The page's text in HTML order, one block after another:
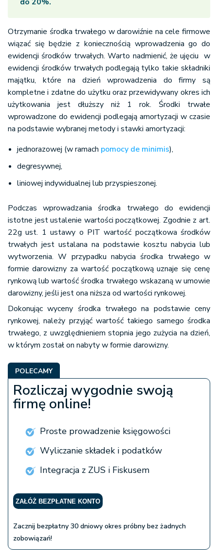
Otrzymanie środka trwałego w darowiźnie na cele firmowe
wiązać się będzie z koniecznością wprowadzenia go do
ewidencji środków trwałych. Warto nadmienić, że ujęciu w
ewidencji środków trwałych podlegają tylko takie składniki
majątku, które na dzień wprowadzenia do firmy są
kompletne i zdatne do użytku oraz przewidywany okres ich
użytkowania jest dłuższy niż 1 rok. Środki trwałe
wprowadzone do ewidencji podlegają amortyzacji w czasie
na podstawie wybranej metody i stawki amortyzacji:
jednorazowej (w ramach pomocy de minimis),
degresywnej,
liniowej indywidualnej lub przyspieszonej.
Podczas wprowadzania środka trwałego do ewidencji
istotne jest ustalenie wartości początkowej. Zgodnie z art.
22g ust. 1 ustawy o PIT wartość początkowa środków
trwałych jest ustalana na podstawie kosztu nabycia lub
wytworzenia. W przypadku nabycia środka trwałego w
formie darowizny za wartość początkową uznaje się cenę
rynkową lub wartość środka trwałego wskazaną w umowie
darowizny, jeśli jest ona niższa od wartości rynkowej.
Dokonując wyceny środka trwałego na podstawie ceny
rynkowej, należy przyjąć wartość takiego samego środka
trwałego, z uwzględnieniem stopnia jego zużycia na dzień,
w którym został on nabyty w formie darowizny.
POLECAMY
Rozliczaj wygodnie swoją
firmę online!
Proste prowadzenie księgowości
Wyliczanie składek i podatków
Integracja z ZUS i Fiskusem
ZAŁÓŻ BEZPŁATNE KONTO
Zacznij bezpłatny 30 dniowy okres próbny bez żadnych
zobowiązań!